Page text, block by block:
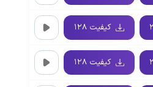
کیفیت ۱۲۸
کیفیت ۱۲۸